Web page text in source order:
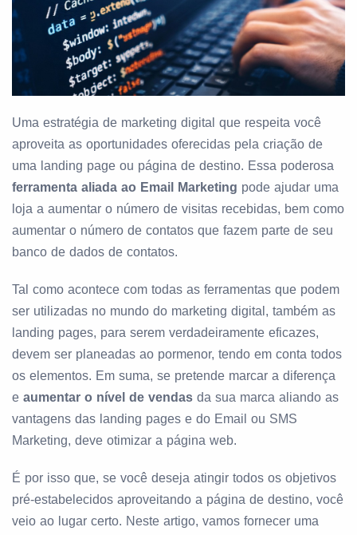
Uma estratégia de marketing digital que respeita você
aproveita as oportunidades oferecidas pela criação de
uma landing page ou página de destino. Essa poderosa
ferramenta aliada ao Email Marketing pode ajudar uma
loja a aumentar o número de visitas recebidas, bem como
aumentar o número de contatos que fazem parte de seu
banco de dados de contatos.
Tal como acontece com todas as ferramentas que podem
ser utilizadas no mundo do marketing digital, também as
landing pages, para serem verdadeiramente eficazes,
devem ser planeadas ao pormenor, tendo em conta todos
os elementos. Em suma, se pretende marcar a diferença
e aumentar o nível de vendas da sua marca aliando as
vantagens das landing pages e do Email ou SMS
Marketing, deve otimizar a página web.
É por isso que, se você deseja atingir todos os objetivos
pré-estabelecidos aproveitando a página de destino, você
veio ao lugar certo. Neste artigo, vamos fornecer uma